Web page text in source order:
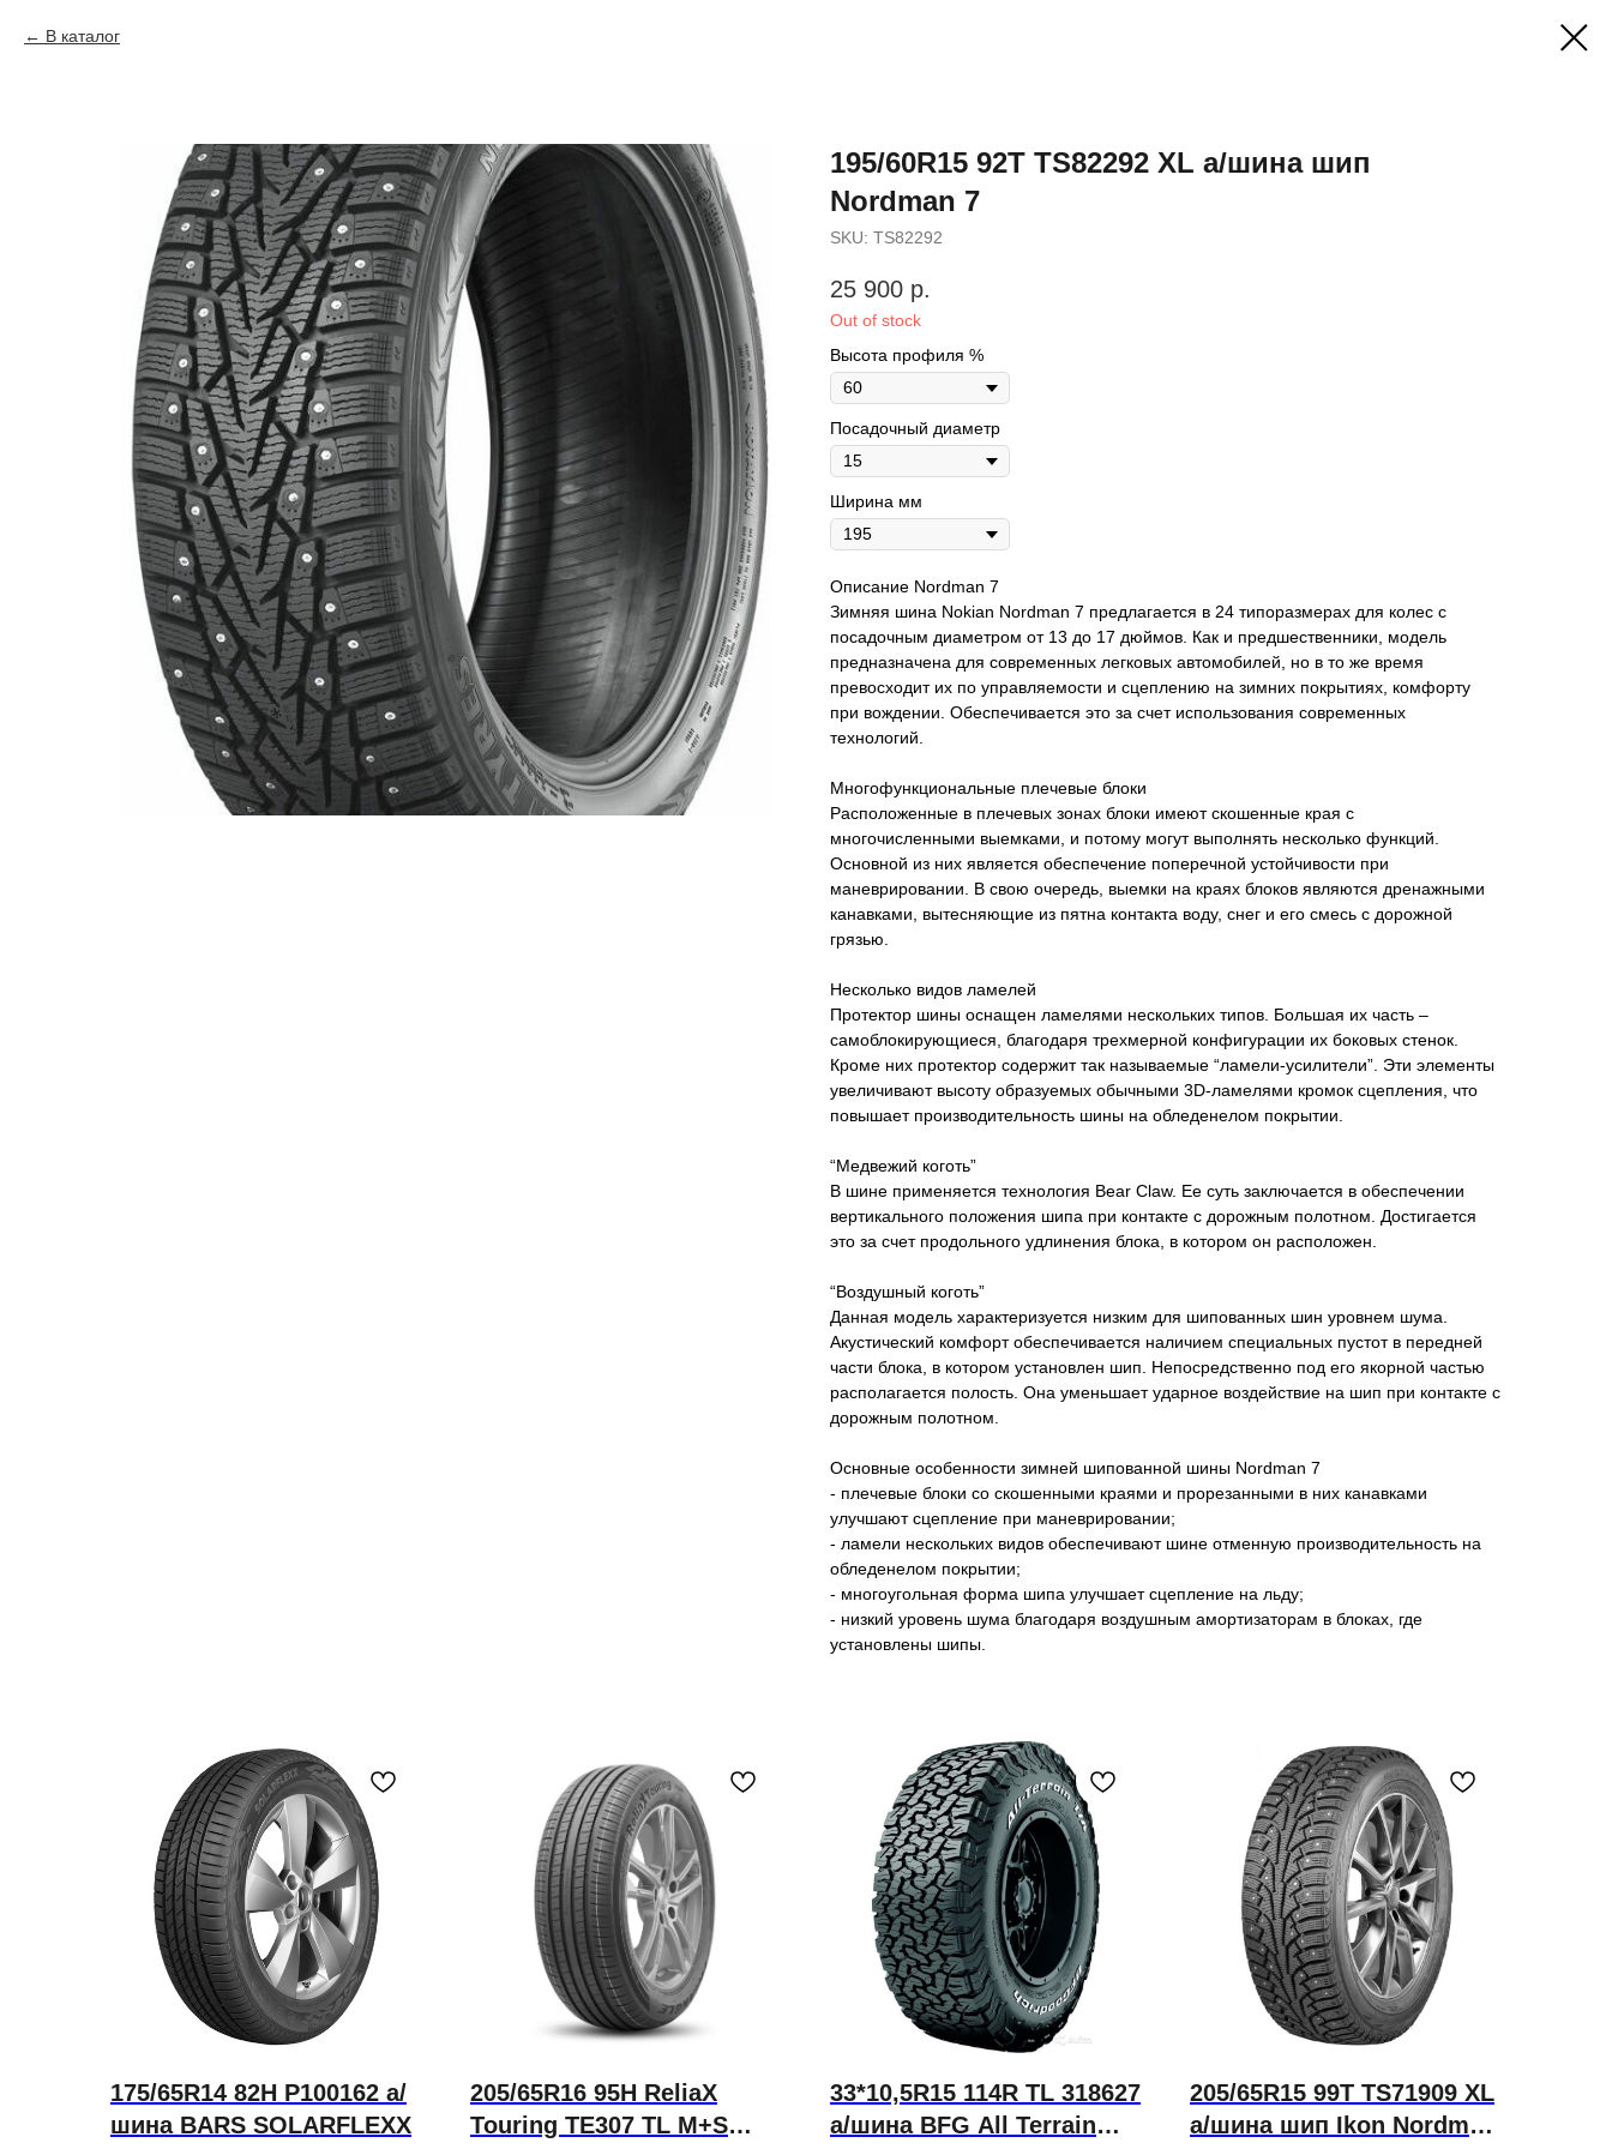
В каталог
195/60R15 92T TS82292 XL а/шина шип
Nordman 7
SKU: TS82292
25 900 р.
Out of stock
Высота профиля %
Посадочный диаметр
Ширина мм
Описание Nordman 7
Зимняя шина Nokian Nordman 7 предлагается в 24 типоразмерах для колес с
посадочным диаметром от 13 до 17 дюймов. Как и предшественники, модель
предназначена для современных легковых автомобилей, но в то же время
превосходит их по управляемости и сцеплению на зимних покрытиях, комфорту
при вождении. Обеспечивается это за счет использования современных
технологий.
Многофункциональные плечевые блоки
Расположенные в плечевых зонах блоки имеют скошенные края с
многочисленными выемками, и потому могут выполнять несколько функций.
Основной из них является обеспечение поперечной устойчивости при
маневрировании. В свою очередь, выемки на краях блоков являются дренажными
канавками, вытесняющие из пятна контакта воду, снег и его смесь с дорожной
грязью.
Несколько видов ламелей
Протектор шины оснащен ламелями нескольких типов. Большая их часть –
самоблокирующиеся, благодаря трехмерной конфигурации их боковых стенок.
Кроме них протектор содержит так называемые “ламели-усилители”. Эти элементы
увеличивают высоту образуемых обычными 3D-ламелями кромок сцепления, что
повышает производительность шины на обледенелом покрытии.
“Медвежий коготь”
В шине применяется технология Bear Claw. Ее суть заключается в обеспечении
вертикального положения шипа при контакте с дорожным полотном. Достигается
это за счет продольного удлинения блока, в котором он расположен.
“Воздушный коготь”
Данная модель характеризуется низким для шипованных шин уровнем шума.
Акустический комфорт обеспечивается наличием специальных пустот в передней
части блока, в котором установлен шип. Непосредственно под его якорной частью
располагается полость. Она уменьшает ударное воздействие на шип при контакте с
дорожным полотном.
Основные особенности зимней шипованной шины Nordman 7
- плечевые блоки со скошенными краями и прорезанными в них канавками
улучшают сцепление при маневрировании;
- ламели нескольких видов обеспечивают шине отменную производительность на
обледенелом покрытии;
- многоугольная форма шипа улучшает сцепление на льду;
- низкий уровень шума благодаря воздушным амортизаторам в блоках, где
установлены шипы.
175/65R14 82H P100162 а/
шина BARS SOLARFLEXX
205/65R16 95H ReliaX
Touring TE307 TL M+S
33*10,5R15 114R TL 318627
а/шина BFG All Terrain
205/65R15 99T TS71909 XL
а/шина шип Ikon Nordman